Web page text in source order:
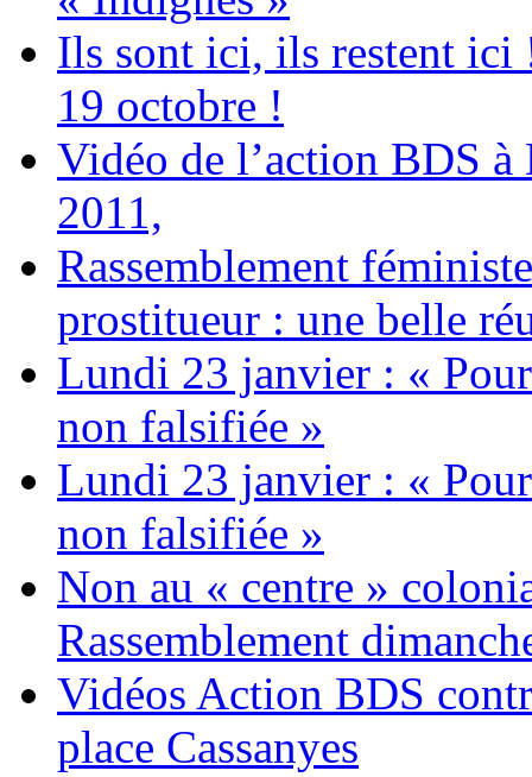
Ils sont ici, ils restent ici
19 octobre !
Vidéo de l’action BDS
2011,
Rassemblement
prostitueur : une belle
Lundi 23 janvier : «
non falsifiée »
Lundi 23 janvier : «
non falsifiée »
Non au « centre »
Rassemblement
Vidéos Action BDS
place Cassanyes